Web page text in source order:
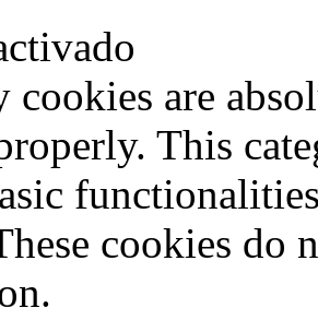
cookies are
This
cookies do